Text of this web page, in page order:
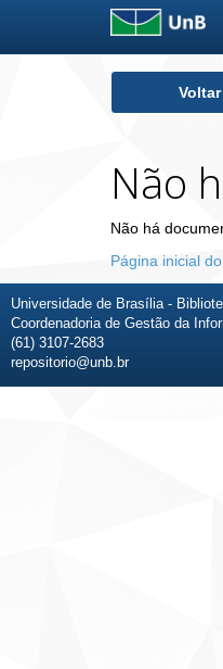
Voltar
Não
Não há
Página inicial
Universidade de Brasília -
Coordenadoria de Gestão da
(61) 3107-2683
repositorio@unb.br